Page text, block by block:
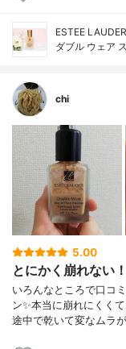
ESTEE
ダブル ウェア
chi
5.00
とにかく崩れない！
いろんなところで口コ
ン✨本当に崩れにくく
途中で乾いて変なムラ